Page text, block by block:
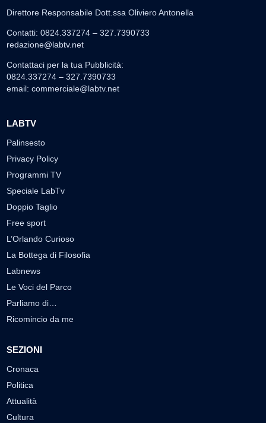
Direttore Responsabile Dott.ssa Oliviero Antonella
Contatti: 0824.337274 – 327.7390733
redazione@labtv.net
Contattaci per la tua Pubblicità:
0824.337274 – 327.7390733
email: commerciale@labtv.net
LABTV
Palinsesto
Privacy Policy
Programmi TV
Speciale LabTv
Doppio Taglio
Free sport
L’Orlando Curioso
La Bottega di Filosofia
Labnews
Le Voci del Parco
Parliamo di…
Ricomincio da me
SEZIONI
Cronaca
Politica
Attualità
Cultura